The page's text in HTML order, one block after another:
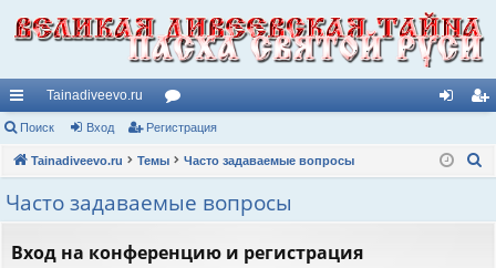
с
ы
лк
Tainadiveevo.ru
ор
ум д ис
Поиск Вход Регистрация
Tainadiveevo.ru Темы Часто задаваемые вопросы
Часто задаваемые вопросы
Вход на конференцию и регистрация